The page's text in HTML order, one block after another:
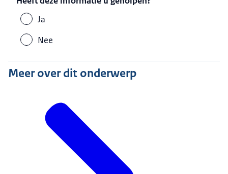
Ja
Nee
Meer over dit onderwerp